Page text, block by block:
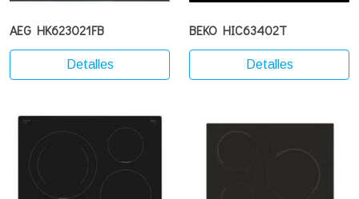
AEG HK623021FB
Detalles
BEKO HIC63402T
Detalles